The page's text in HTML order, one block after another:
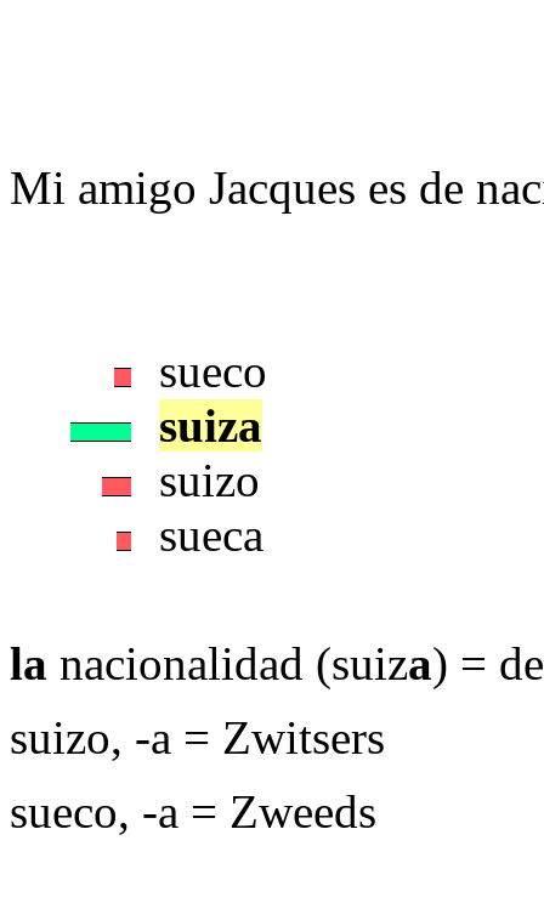
Mi amigo Jacques es de
sueco
suiza
suizo
sueca
la nacionalidad (suiza) =
suizo, -a = Zwitsers
sueco, -a = Zweeds